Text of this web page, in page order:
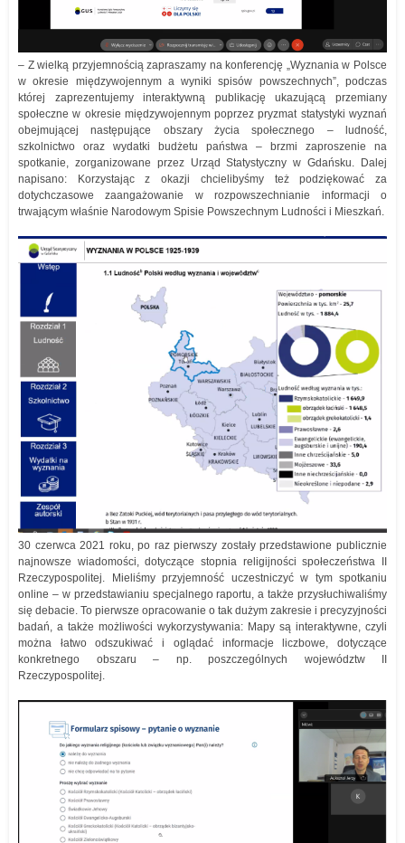
– Z wielką przyjemnością zapraszamy na konferencję „Wyznania w Polsce
w okresie międzywojennym a wyniki spisów powszechnych”, podczas
której zaprezentujemy interaktywną publikację ukazującą przemiany
społeczne w okresie międzywojennym poprzez pryzmat statystyki wyznań
obejmującej następujące obszary życia społecznego – ludność,
szkolnictwo oraz wydatki budżetu państwa – brzmi zaproszenie na
spotkanie, zorganizowane przez Urząd Statystyczny w Gdańsku. Dalej
napisano: Korzystając z okazji chcielibyśmy też podziękować za
dotychczasowe zaangażowanie w rozpowszechnianie informacji o
trwającym właśnie Narodowym Spisie Powszechnym Ludności i Mieszkań.
30 czerwca 2021 roku, po raz pierwszy zostały przedstawione publicznie
najnowsze wiadomości, dotyczące stopnia religijności społeczeństwa II
Rzeczypospolitej. Mieliśmy przyjemność uczestniczyć w tym spotkaniu
online – w przedstawianiu specjalnego raportu, a także przysłuchiwaliśmy
się debacie. To pierwsze opracowanie o tak dużym zakresie i precyzyjności
badań, a także możliwości wykorzystywania: Mapy są interaktywne, czyli
można łatwo odszukiwać i oglądać informacje liczbowe, dotyczące
konkretnego obszaru – np. poszczególnych województw II
Rzeczypospolitej.